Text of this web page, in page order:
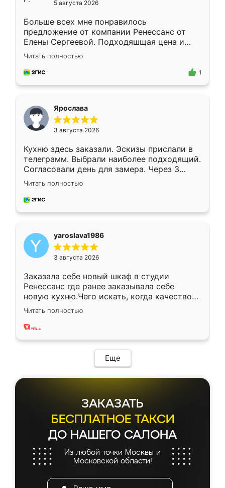
5 августа 2026
Больше всех мне понравилось
предложение от компании Ренессанс от
Елены Сергеевой. Подходяшщая цена и
короткие сроки изготовления. Приехавший
для замера сотрудник Владислав
предложил по моему эскизу самый
Читать полностью
1
Ярослава
3 августа 2026
Кухню здесь заказали. Эскизы прислали в
телеграмм. Выбрали наиболее подходящий.
Согласовали день для замера. Через 3
недели кухня была уже готова. Остались
довольны работой. Спасибо Ренессанс
мебель за качественную работу!
Читать полностью
yaroslava1986
3 августа 2026
Заказала себе новый шкаф в студии
Ренессанс где ранее заказывала себе
новую кухню.Чего искать, когда качеством
вполне довольна. Служит кухня уже почти
два года, нареканий нет.
Читать полностью
Еще
ЗАКАЗАТЬ
БЕСПЛАТНОЕ ТАКСИ
ДО НАШЕГО САЛОНА
Из любой точки Москвы и
Московской области!